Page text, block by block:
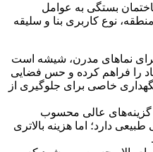
بستگی به عوامل
نوع کاربری بنا و سلیقه
نماهای مدرن، شیشه است
را فراهم کرده و حس فضایی
نگهداری خاصی برای جلوگیری از
گزینه‌های عالی محسوب
طبیعی دارد؛ اما هزینه بالاتری